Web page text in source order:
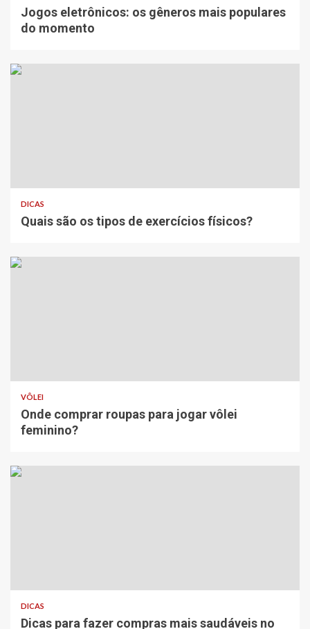
Jogos eletrônicos: os gêneros mais populares
do momento
DICAS
Quais são os tipos de exercícios físicos?
VÔLEI
Onde comprar roupas para jogar vôlei
feminino?
DICAS
Dicas para fazer compras mais saudáveis no